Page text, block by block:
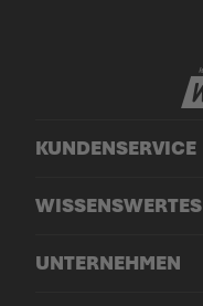
KUNDENSERVICE
WISSENSWERTES
UNTERNEHMEN